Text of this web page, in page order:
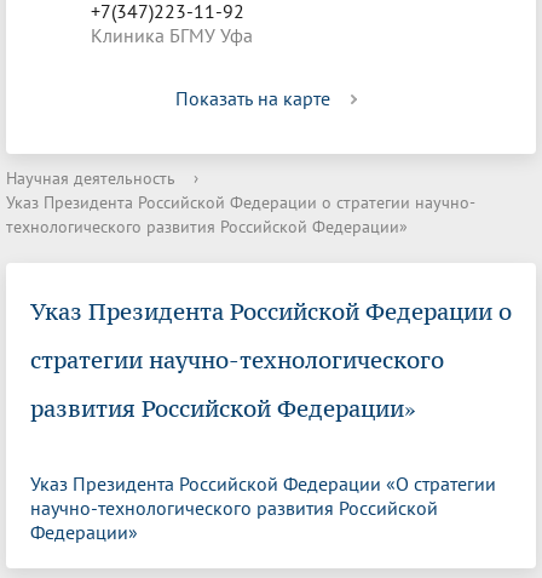
+7(347)223-11-92
Клиника БГМУ Уфа
Показать на карте
Научная деятельность
›
Указ Президента Российской Федерации о стратегии научно-
технологического развития Российской Федерации»
Указ Президента Российской Федерации о
стратегии научно-технологического
развития Российской Федерации»
Указ Президента Российской Федерации «О стратегии
научно-технологического развития Российской
Федерации»